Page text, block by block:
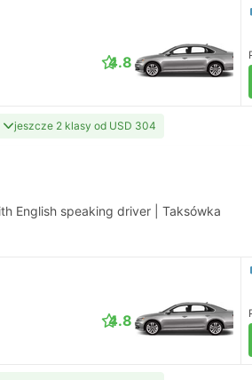
4.8
jeszcze 2 klasy od USD 304
English speaking driver Taksówka
4.8